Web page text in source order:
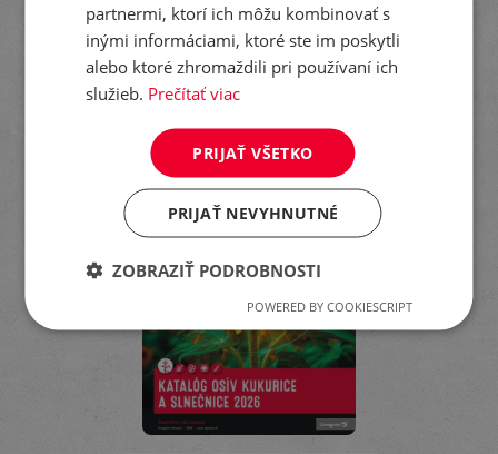
KATALÓG ODRÔD
OBILNÍN, HRACHU
A ĽANU 2026
partnermi, ktorí ich môžu kombinovať s
inými informáciami, ktoré ste im poskytli
alebo ktoré zhromaždili pri používaní ich
služieb. Prečítať viac
PRIJAŤ VŠETKO
PRIJAŤ NEVYHNUTNÉ
ZOBRAZIŤ PODROBNOSTI
POWERED BY COOKIESCRIPT